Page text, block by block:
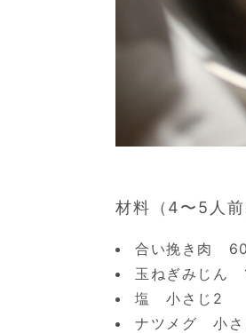
材料（4〜5人前
合い挽き肉
玉ねぎみじん
塩 小さじ2
ナツメグ 小さ